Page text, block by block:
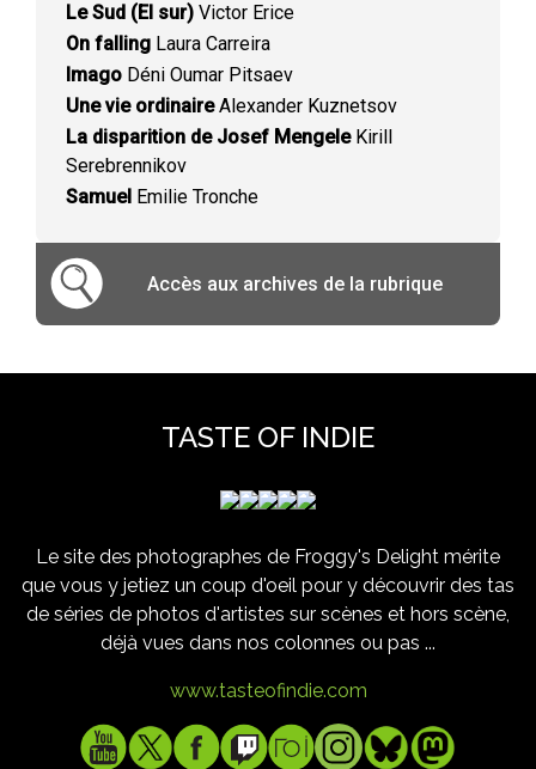
Le Sud (El sur) Victor Erice
On falling Laura Carreira
Imago Déni Oumar Pitsaev
Une vie ordinaireAlexander Kuznetsov
La disparition de Josef MengeleKirill
Serebrennikov
Samuel Emilie Tronche
Accès aux archives de la rubrique
TASTE OF INDIE
Le site des photographes de Froggy's Delight mérite
que vous y jetiez un coup d'oeil pour y découvrir des tas
de séries de photos d'artistes sur scènes et hors scène,
déjà vues dans nos colonnes ou pas ...
www.tasteofindie.com